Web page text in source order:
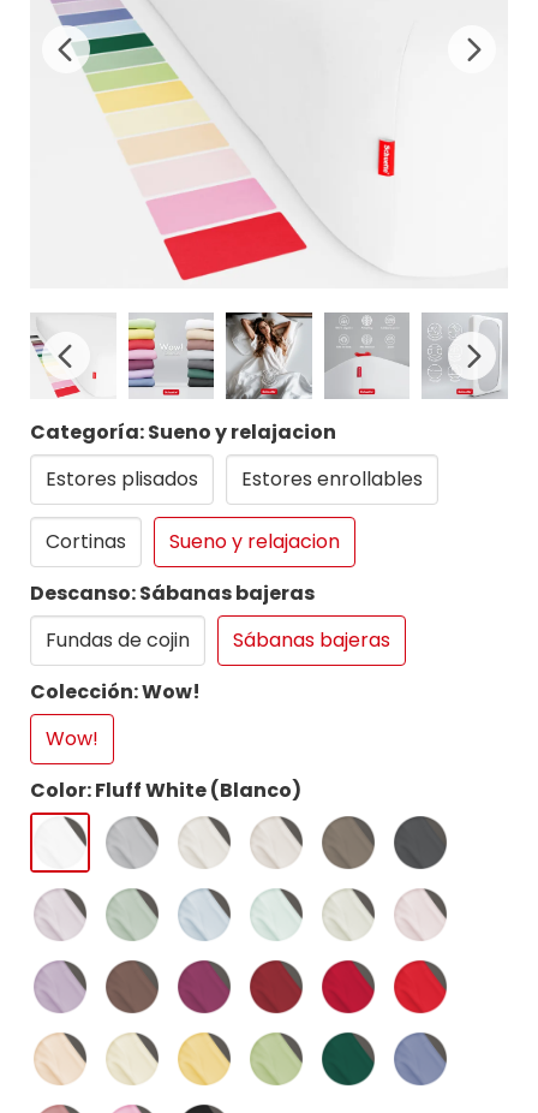
Categoría: Sueno y relajacion
Estores plisados
Estores enrollables
Cortinas
Sueno y relajacion
Descanso: Sábanas bajeras
Fundas de cojin
Sábanas bajeras
Colección: Wow!
Wow!
Color: Fluff White (Blanco)